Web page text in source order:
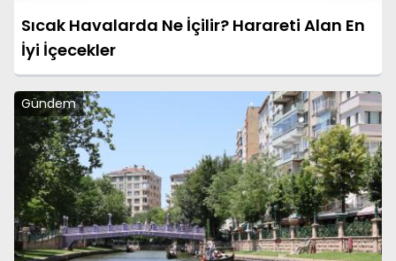
Sıcak Havalarda Ne İçilir? Harareti Alan En
İyi İçecekler
Gündem